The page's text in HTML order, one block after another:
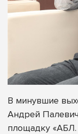
В минувшие
Андрей
площадку «АБЛ.